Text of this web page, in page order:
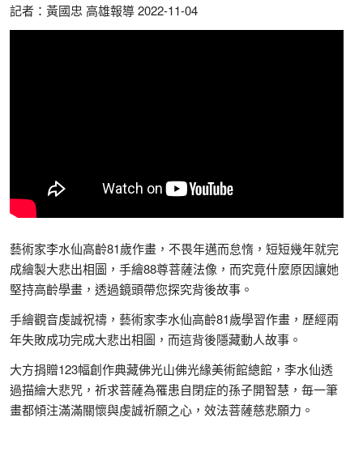
記者：黃國忠 高雄報導 2022-11-04
藝術家李水仙高齡81歲作畫，不畏年邁而怠惰，短短幾年就完
成繪製大悲出相圖，手繪88尊菩薩法像，而究竟什麼原因讓她
堅持高齡學畫，透過鏡頭帶您探究背後故事。
手繪觀音虔誠祝禱，藝術家李水仙高齡81歲學習作畫，歷經兩
年失敗成功完成大悲出相圖，而這背後隱藏動人故事。
大方捐贈123幅創作典藏佛光山佛光緣美術館總館，李水仙透
過描繪大悲咒，祈求菩薩為罹患自閉症的孫子開智慧，毎一筆
畫都傾注滿滿關懷與虔誠祈願之心，效法菩薩慈悲願力。